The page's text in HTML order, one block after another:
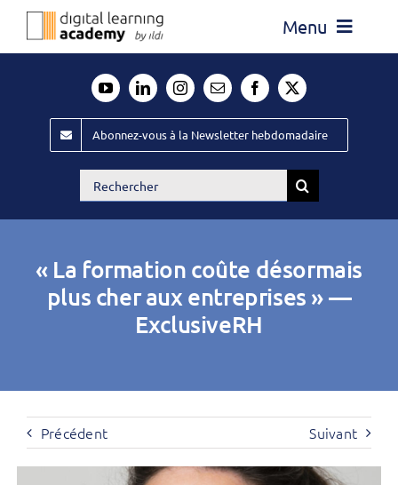
Passer
Menu
Évènements ILDI
Offres d’emploi
Publiez
Abonnez-vous à la Newsletter hebdomadaire
Rechercher:
« La formation coûte désormais
plus cher aux entreprises » —
ExclusiveRH
Précédent Suivant